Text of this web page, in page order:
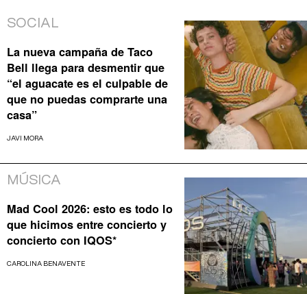
SOCIAL
La nueva campaña de Taco
Bell llega para desmentir que
“el aguacate es el culpable de
que no puedas comprarte una
casa”
JAVI MORA
MÚSICA
Mad Cool 2026: esto es todo lo
que hicimos entre concierto y
concierto con IQOS*
CAROLINA BENAVENTE